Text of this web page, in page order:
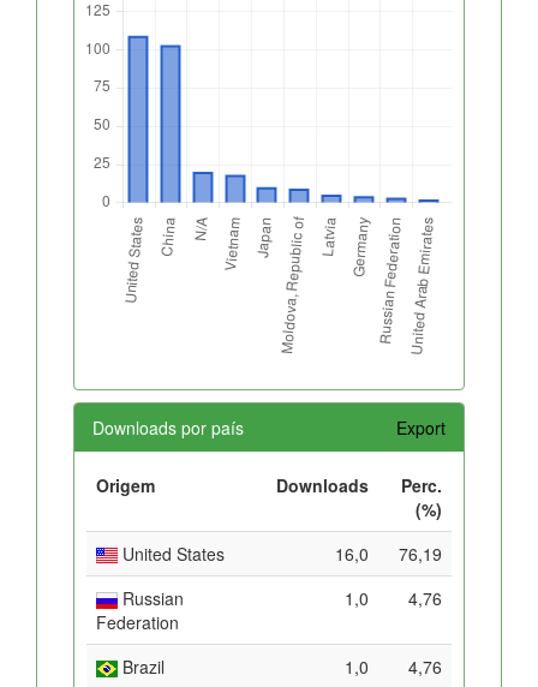
Downloads por país Export
Origem Downloads
Perc.
(%)
United States
16,0
76,19
Russian
Federation
1,0 4,76
Brazil 1,0
4,76